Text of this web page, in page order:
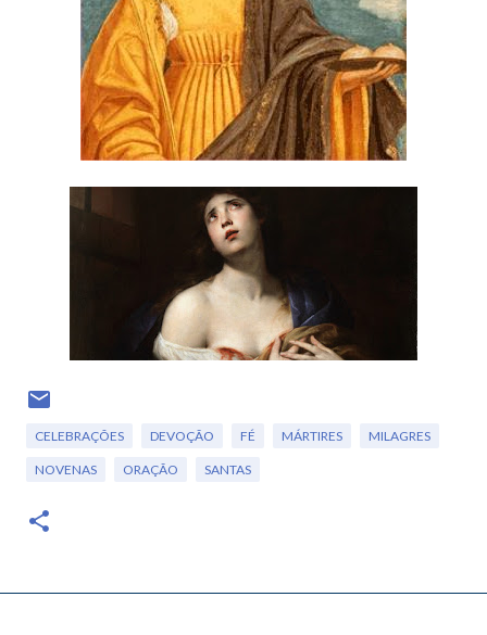
CELEBRAÇÕES DEVOÇÃO FÉ MÁRTIRES MILAGRES
NOVENAS ORAÇÃO SANTAS